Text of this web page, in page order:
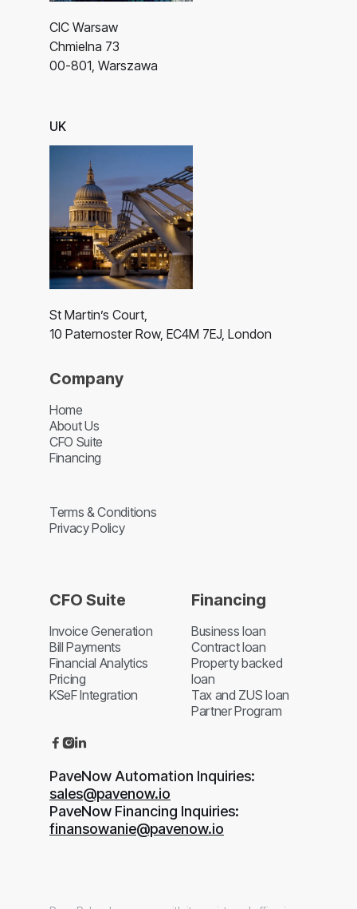
CIC Warsaw
Chmielna 73
00-801, Warszawa
UK
St Martin’s Court,
10 Paternoster Row, EC4M 7EJ, London
Company
Home
About Us
CFO Suite
Financing
Terms & Conditions
Privacy Policy
CFO Suite
Invoice Generation
Bill Payments
Financial Analytics
Pricing
KSeF Integration
Financing
Business loan
Contract loan
Property backed
loan
Tax and ZUS loan
Partner Program
 
PaveNow Automation Inquiries:
sales@pavenow.io
PaveNow Financing Inquiries:
finansowanie@pavenow.io